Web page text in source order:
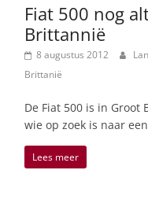
Fiat 500 nog
Brittannië
8 augustus 2012
Brittanië
De Fiat 500 is in
wie op zoek is naar
Lees meer